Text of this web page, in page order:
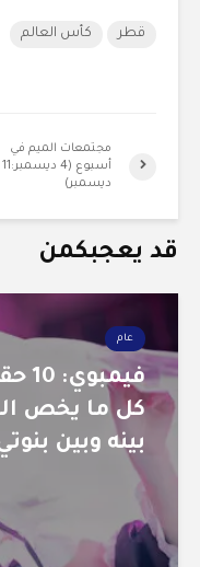
قطر كأس العالم
مجتمعات الميم في
أسبوع (4 ديسمبر:11
ديسمبر)
قد يعجبكمن
عام
كل ما يخص
بينه وبين